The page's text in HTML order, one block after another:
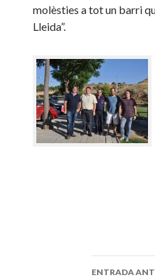
molèsties a tot un barri
Lleida”.
ENTRADA